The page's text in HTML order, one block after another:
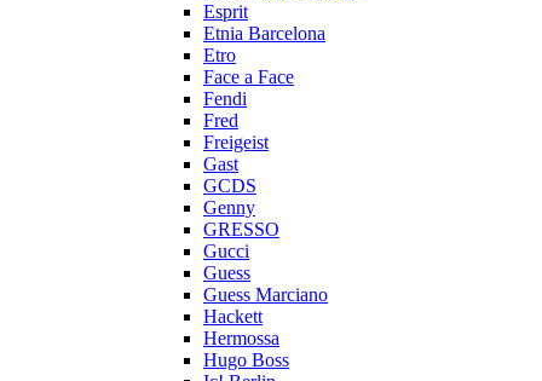
Esprit
Etnia Barcelona
Etro
Face a Face
Fendi
Fred
Freigeist
Gast
GCDS
Genny
GRESSO
Gucci
Guess
Guess Marciano
Hackett
Hermossa
Hugo Boss